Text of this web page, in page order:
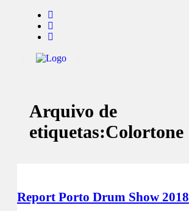
Notícias
Marcas
Arquivo de
etiquetas:Colortone
Report Porto Drum Show 2018